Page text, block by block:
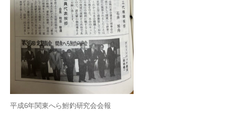
平成6年関東へら鮒釣研究会会報